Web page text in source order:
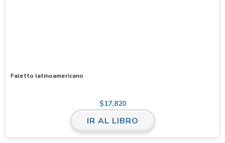
Faletto latinoamericano
$17,820
IR AL LIBRO